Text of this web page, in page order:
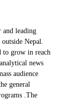
and leading
Nepal.
to grow in reach
news
audience
general
.The